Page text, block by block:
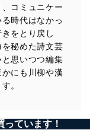
コミュニケー
時代はなかっ
をとり戻し
秘めた詩文芸
思いつつ編集
にも川柳や漢
。
ています！